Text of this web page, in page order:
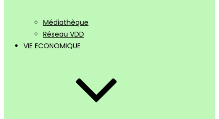
Médiathèque
Réseau VDD
VIE ECONOMIQUE